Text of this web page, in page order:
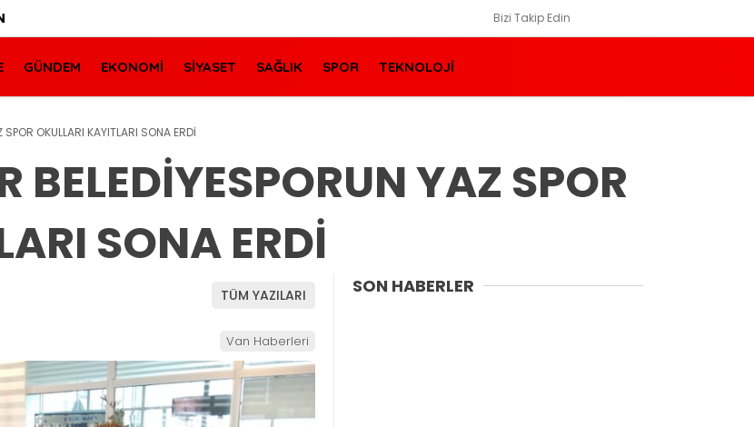
Bizi Takip Edin
GÜNDEM EKONOMİ SİYASET SAĞLIK SPOR TEKNOLOJİ
OKULLARI KAYITLARI SONA ERDİ
BELEDİYESPORUN YAZ SPOR
SONA ERDİ
TÜM YAZILARI
Van Haberleri
SON HABERLER